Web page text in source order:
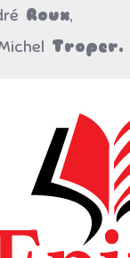
Roux,
Troper.